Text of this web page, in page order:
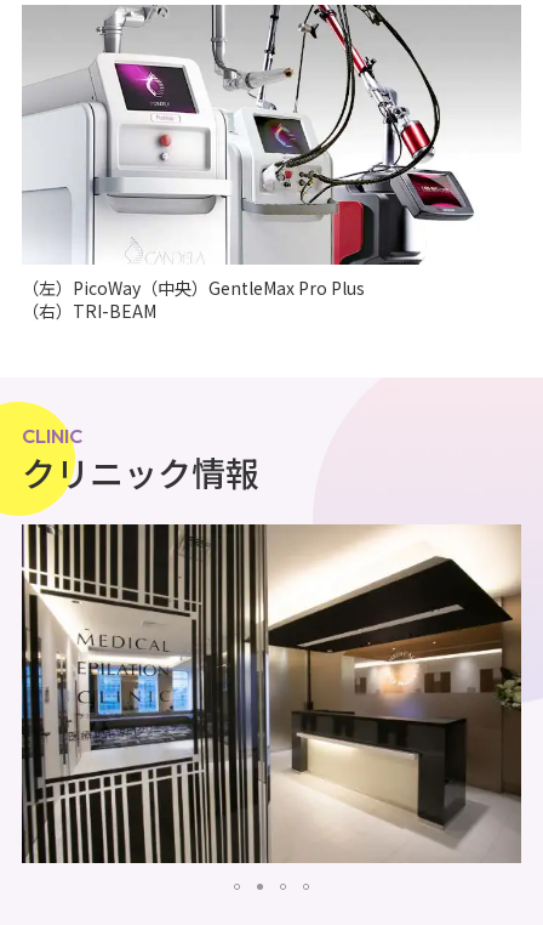
（左）PicoWay（中央）GentleMax Pro Plus
（右）TRI-BEAM
CLINIC
クリニック情報